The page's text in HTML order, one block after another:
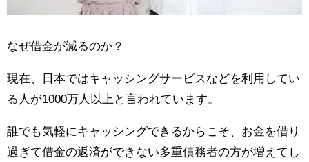
なぜ借金が減るのか？
現在、日本ではキャッシングサービスなどを利用してい
る人が1000万人以上と言われています。
誰でも気軽にキャッシングできるからこそ、お金を借り
過ぎて借金の返済ができない多重債務者の方が増えてし